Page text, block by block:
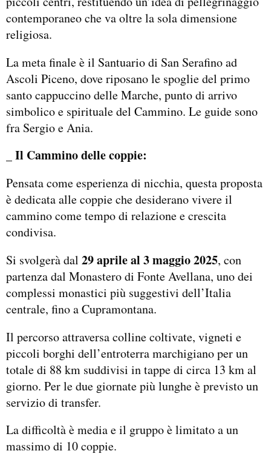
contemporaneo che va oltre la sola dimensione
religiosa.
La meta finale è il Santuario di San Serafino ad
Ascoli Piceno, dove riposano le spoglie del primo
santo cappuccino delle Marche, punto di arrivo
simbolico e spirituale del Cammino. Le guide sono
fra Sergio e Ania.
_ Il Cammino delle coppie:
Pensata come esperienza di nicchia, questa proposta
è dedicata alle coppie che desiderano vivere il
cammino come tempo di relazione e crescita
condivisa.
Si svolgerà dal 29 aprile al 3 maggio 2025, con
partenza dal Monastero di Fonte Avellana, uno dei
complessi monastici più suggestivi dell’Italia
centrale, fino a Cupramontana.
Il percorso attraversa colline coltivate, vigneti e
piccoli borghi dell’entroterra marchigiano per un
totale di 88 km suddivisi in tappe di circa 13 km al
giorno. Per le due giornate più lunghe è previsto un
servizio di transfer.
La difficoltà è media e il gruppo è limitato a un
massimo di 10 coppie.